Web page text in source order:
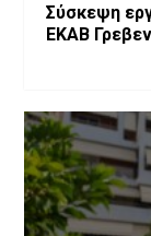
Σύσκεψη
ΕΚΑΒ